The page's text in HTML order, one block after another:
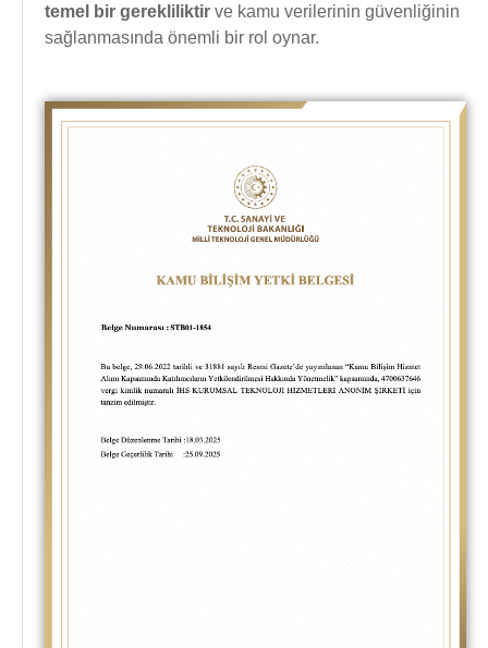
temel bir gerekliliktir ve kamu verilerinin güvenliğinin
sağlanmasında önemli bir rol oynar.